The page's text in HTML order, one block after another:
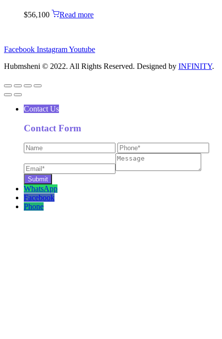
$56,100 Read more
Facebook InstagramYoutube
Hubmsheni © 2022. All Rights Reserved. Designed by INFINITY.
Contact Us
Contact Form
WhatsApp
Facebook
Phone